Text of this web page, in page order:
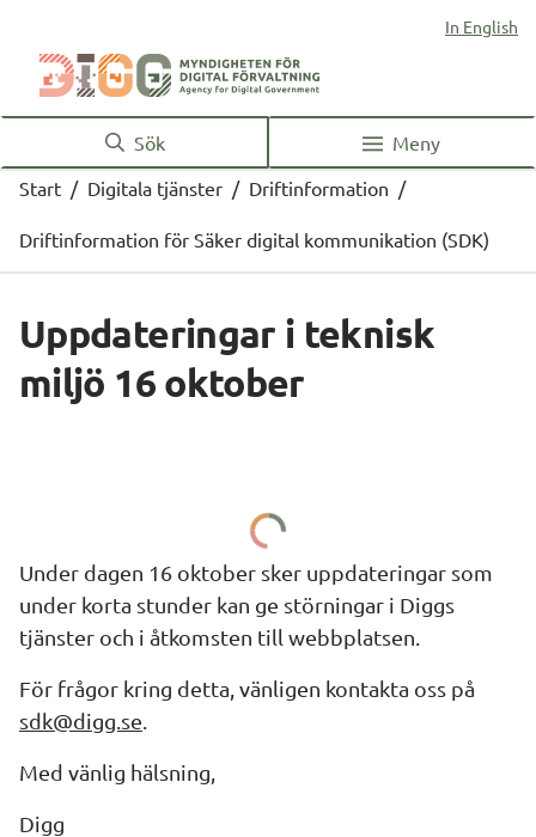
In English
Sök
Meny
Start / Digitala tjänster / Driftinformation /
Driftinformation för Säker digital kommunikation (SDK)
Uppdateringar i teknisk
miljö 16 oktober
Under dagen 16 oktober sker uppdateringar som
under korta stunder kan ge störningar i Diggs
tjänster och i åtkomsten till webbplatsen.
sdk@digg.se
Med vänlig hälsning,
Digg